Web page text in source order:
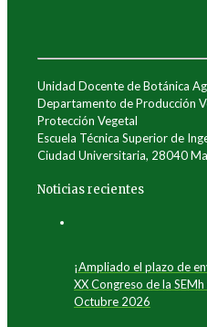
Unidad Docente de Botánica
Departamento de Producción
Protección Vegetal
Escuela Técnica Superior de
Ciudad Universitaria, 28040
Noticias recientes
¡Ampliado el plazo de
XX Congreso de la
Octubre 2026